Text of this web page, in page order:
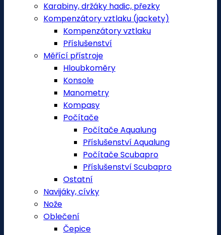
Karabiny, držáky hadic, přezky
Kompenzátory vztlaku (jackety)
Kompenzátory vztlaku
Příslušenství
Měřící přístroje
Hloubkoměry
Konsole
Manometry
Kompasy
Počítače
Počítače Aqualung
Příslušenství Aqualung
Počítače Scubapro
Příslušenství Scubapro
Ostatní
Navijáky, cívky
Nože
Oblečení
Čepice